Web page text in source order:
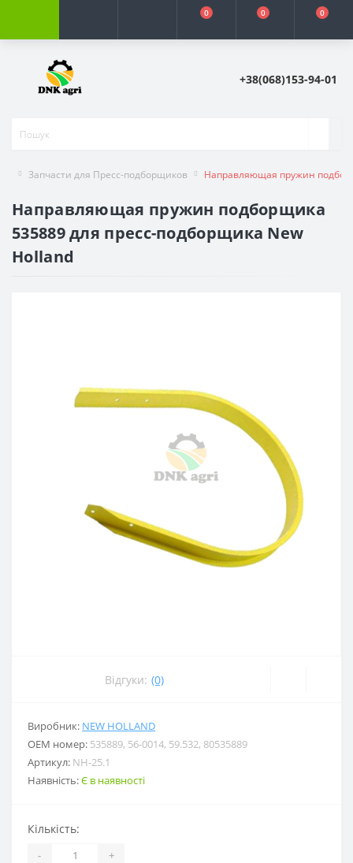
0 0 0
+38(068)153-94-01
Запчасти для Пресс-подборщиков Направляющая пружин
Направляющая пружин подборщика
535889 для пресс-подборщика New
Holland
Відгуки: (0)
Виробник: NEW HOLLAND
ОЕМ номер: 535889, 56-0014, 59.532, 80535889
Артикул: NH-25.1
Наявність:Є в наявності
Кількість:
- +